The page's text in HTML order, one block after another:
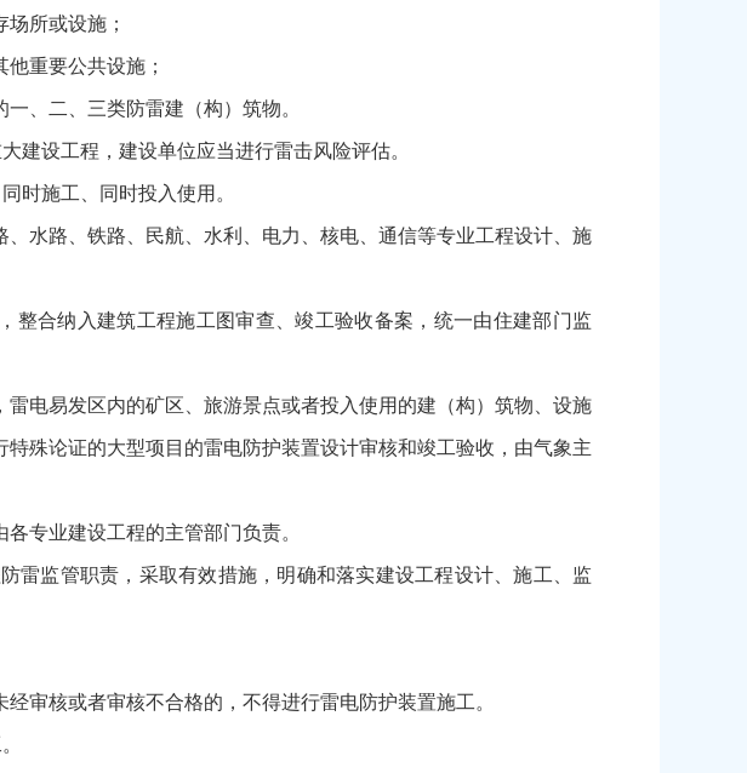
所或设施；
重要公共设施；
、二、三类防雷建（构）筑物。
设工程，建设单位应当进行雷击风险评估。
施工、同时投入使用。
路、铁路、民航、水利、电力、核电、通信等专业工程设计、施
合纳入建筑工程施工图审查、竣工验收备案，统一由住建部门监
易发区内的矿区、旅游景点或者投入使用的建（构）筑物、设施
殊论证的大型项目的雷电防护装置设计审核和竣工验收，由气象主
专业建设工程的主管部门负责。
监管职责，采取有效措施，明确和落实建设工程设计、施工、监
核或者审核不合格的，不得进行雷电防护装置施工。